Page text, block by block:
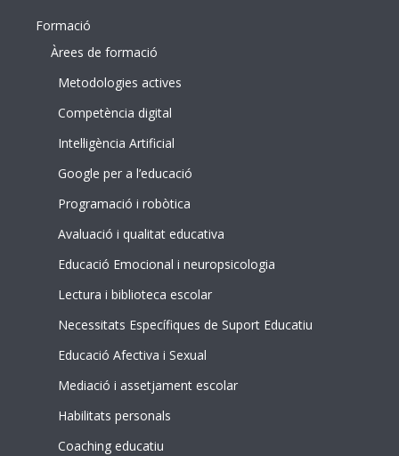
Formació
Àrees de formació
Metodologies actives
Competència digital
Intel·ligència Artificial
Google per a l’educació
Programació i robòtica
Avaluació i qualitat educativa
Educació Emocional i neuropsicologia
Lectura i biblioteca escolar
Necessitats Específiques de Suport Educatiu
Educació Afectiva i Sexual
Mediació i assetjament escolar
Habilitats personals
Coaching educatiu